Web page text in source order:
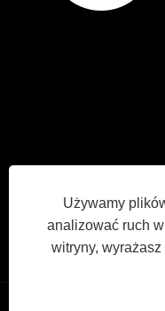
Używamy
analizować ruch
witryny,